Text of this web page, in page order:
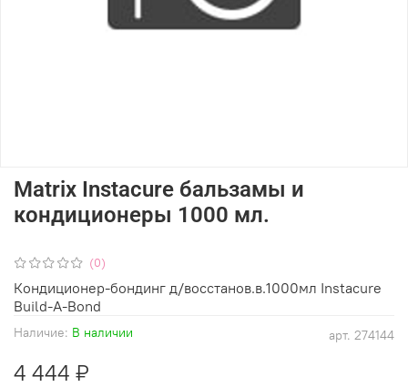
(0)
арт. 274144
Наличие: В наличии
Matrix Instacure бальзамы и
кондиционеры 1000 мл.
4 444 ₽
Кондиционер-бондинг д/восстанов.в.1000мл Instacure
Build-A-Bond